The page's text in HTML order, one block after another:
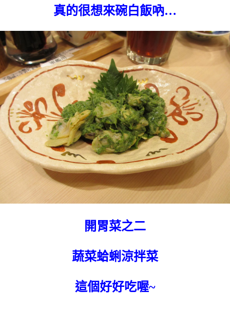
真的很想來碗白飯吶…
開胃菜之二
蔬菜蛤蜊涼拌菜
這個好好吃喔~